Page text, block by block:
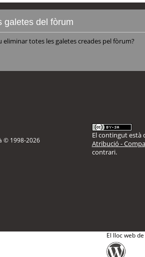
galetes del fòrum
eliminar totes les galetes creades pel fòrum?
© 1998-2026
El contingut està
Atribució -
contrari.
El lloc web